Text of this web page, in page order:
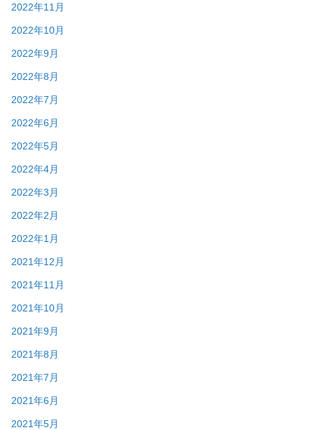
2022年11月
2022年10月
2022年9月
2022年8月
2022年7月
2022年6月
2022年5月
2022年4月
2022年3月
2022年2月
2022年1月
2021年12月
2021年11月
2021年10月
2021年9月
2021年8月
2021年7月
2021年6月
2021年5月